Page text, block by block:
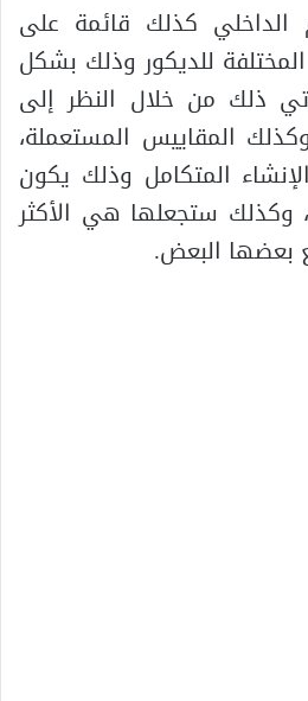
الداخلي كذلك قائمة على
للديكور وذلك بشكل
ذلك من خلال النظر إلى
المقاييس المستعملة،
المتكامل وذلك يكون
وكذلك ستجعلها هي الأكثر
بعضها البعض.